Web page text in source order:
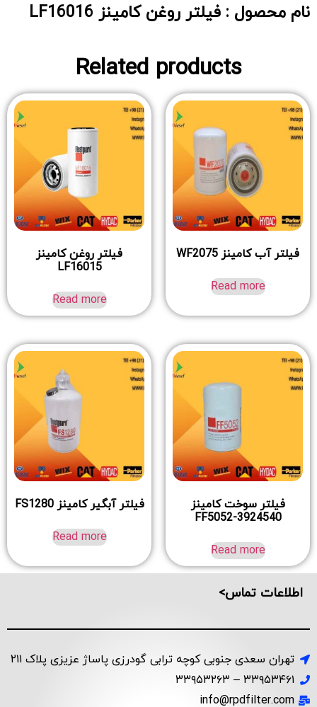
نام محصول : فیلتر روغن کامینز LF16016
Related products
فیلتر آب کامینز WF2075
Read more
فیلتر روغن کامینز
LF16015
Read more
فیلتر سوخت کامینز
FF5052-3924540
Read more
فیلتر آبگیر کامینز FS1280
Read more
اطلاعات تماس>
تهران سعدی جنوبی کوچه ترابی گودرزی پاساژ عزیزی پلاک ۲۱۱
۳۳۹۵۳۴۶۱ – ۳۳۹۵۳۲۶۳
info@rpdfilter.com